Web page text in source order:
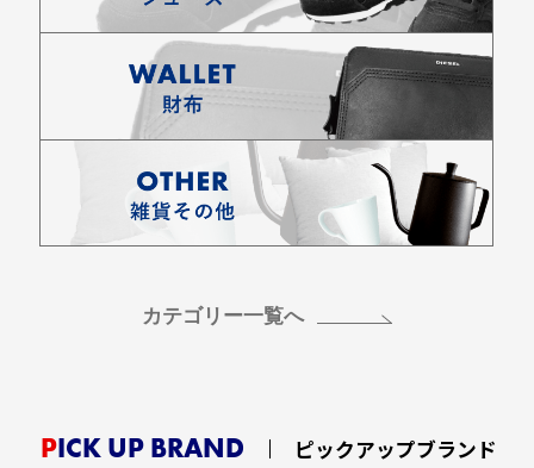
カテゴリー一覧へ
PICK UP BRAND ピックアップブランド